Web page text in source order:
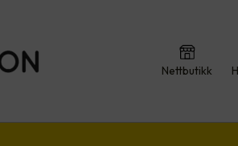
Nettbutikk